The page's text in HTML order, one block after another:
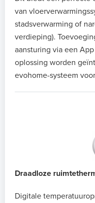
van
stadsverwarming of
verdieping).
aansturing via een
oplossing worden
evohome-systeem
Draadloze
Digitale